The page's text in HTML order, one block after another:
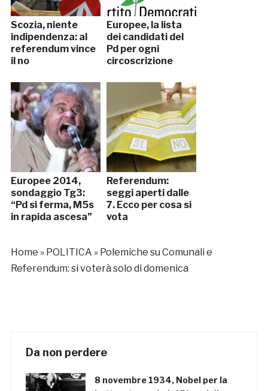
Scozia, niente
indipendenza: al
referendum vince
il no
Europee, la lista
dei candidati del
Pd per ogni
circoscrizione
Europee 2014,
sondaggio Tg3:
“Pd si ferma, M5s
in rapida ascesa”
Referendum:
seggi aperti dalle
7. Ecco per cosa si
vota
Home » POLITICA » Polemiche su Comunali e
Referendum: si voterà solo di domenica
Da non perdere
8 novembre 1934, Nobel per la